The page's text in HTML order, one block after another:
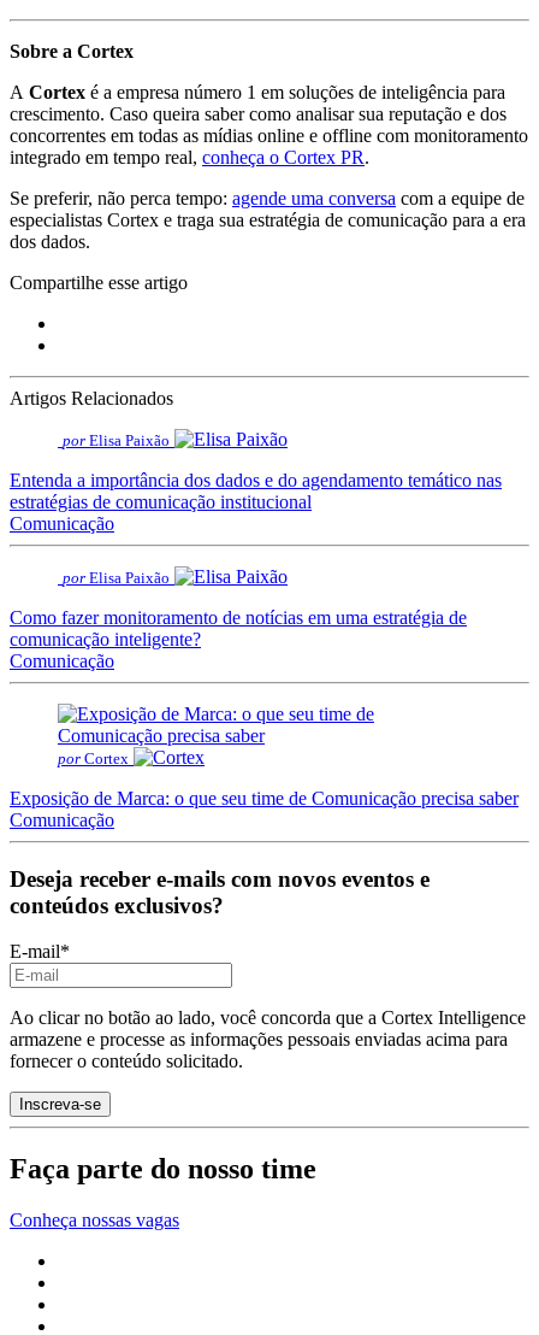
Sobre a Cortex
A Cortex é a empresa número 1 em soluções de inteligência para
crescimento. Caso queira saber como analisar sua reputação e dos
concorrentes em todas as mídias online e offline com monitoramento
integrado em tempo real, conheça o Cortex PR.
Se preferir, não perca tempo: agende uma conversa com a equipe de
especialistas Cortex e traga sua estratégia de comunicação para a era
dos dados.
Compartilhe esse artigo
Artigos Relacionados
por Elisa Paixão
Entenda a importância dos dados e do agendamento temático nas
estratégias de comunicação institucional
Comunicação
por Elisa Paixão
Como fazer monitoramento de notícias em uma estratégia de
comunicação inteligente?
Comunicação
por Cortex
Exposição de Marca: o que seu time de Comunicação precisa saber
Comunicação
Deseja receber e-mails com novos eventos e
conteúdos exclusivos?
E-mail*
Ao clicar no botão ao lado, você concorda que a Cortex Intelligence
armazene e processe as informações pessoais enviadas acima para
fornecer o conteúdo solicitado.
Faça parte do nosso time
Conheça nossas vagas